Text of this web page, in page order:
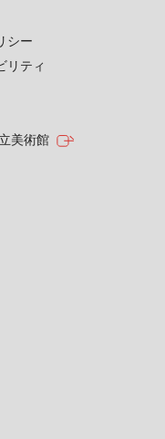
シー
リティ
美術館